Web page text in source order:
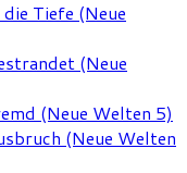
Tiefe (Neue
(Neue
(Neue Welten 5)
(Neue Welten